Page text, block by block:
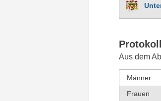
Protokoll
Aus dem
Männer
Frauen